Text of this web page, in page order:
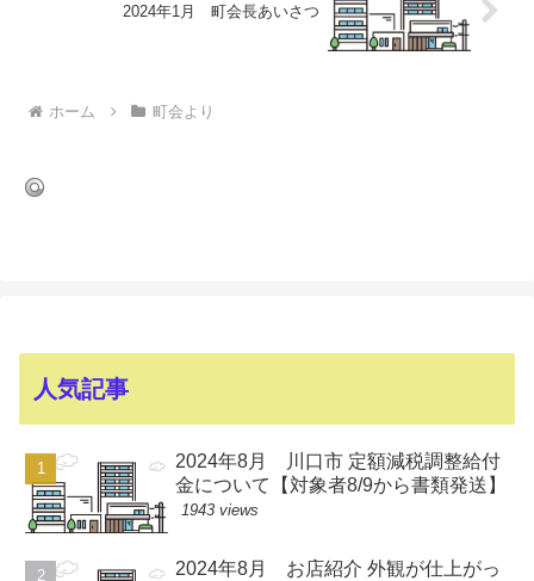
2024年1月 町会長あいさつ
ホーム 町会より
人気記事
2024年8月 川口市 定額減税調整給付
金について【対象者8/9から書類発送】
1943 views
2024年8月 お店紹介 外観が仕上がっ